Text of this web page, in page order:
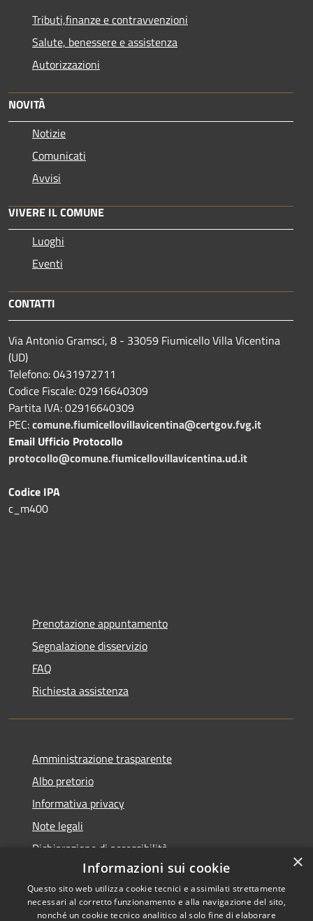
Tributi,finanze e contravvenzioni
Salute, benessere e assistenza
Autorizzazioni
NOVITÀ
Notizie
Comunicati
Avvisi
VIVERE IL COMUNE
Luoghi
Eventi
CONTATTI
Via Antonio Gramsci, 8 - 33059 Fiumicello Villa Vicentina
(UD)
Telefono: 0431972711
Codice Fiscale: 02916640309
Partita IVA: 02916640309
PEC:comune.fiumicellovillavicentina@certgov.fvg.it
Email Ufficio Protocollo
protocollo@comune.fiumicellovillavicentina.ud.it
Codice IPA
c_m400
Prenotazione appuntamento
Segnalazione disservizio
FAQ
Richiesta assistenza
Amministrazione trasparente
Albo pretorio
Informativa privacy
Note legali
Dichiarazione di accessibilità
×
Informazioni sui cookie
Questo sito web utilizza cookie tecnici e assimilati strettamente
necessari al corretto funzionamento e alla navigazione del sito,
nonché un cookie tecnico analitico al solo fine di elaborare